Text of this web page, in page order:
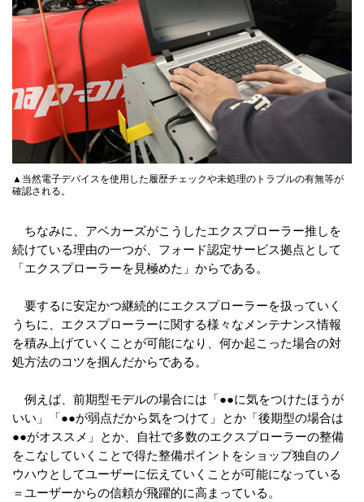
▲当然電子デバイスを使用した履歴チェックや未処理のトラブルの有無等が
確認される。
ちなみに、アベカーズがこうしたエクスプローラー推しを
続けている理由の一つが、フォード認定サービス拠点として
「エクスプローラーを見極めた」からである。
要するに安定かつ継続的にエクスプローラーを扱っていく
うちに、エクスプローラーに関する様々なメンテナンス情報
を積み上げていくことが可能になり、何か起こった場合の対
処方法のコツを掴んだからである。
例えば、前期型モデルの場合には「●●に気をつけたほうが
いい」「●●が弱点だから気をつけて」とか「後期型の場合は
●●がオススメ」とか、自社で多数のエクスプローラーの整備
をこなしていくことで得た整備ポイントをショップ独自のノ
ウハウとしてユーザーに伝えていくことが可能になっている
＝ユーザーからの信頼が飛躍的に高まっている。